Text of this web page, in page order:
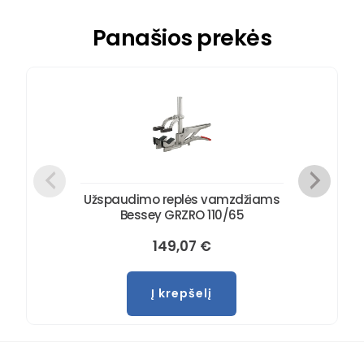
Panašios prekės
Užspaudimo replės vamzdžiams
Bessey GRZRO 110/65
149,07 €
Į krepšelį